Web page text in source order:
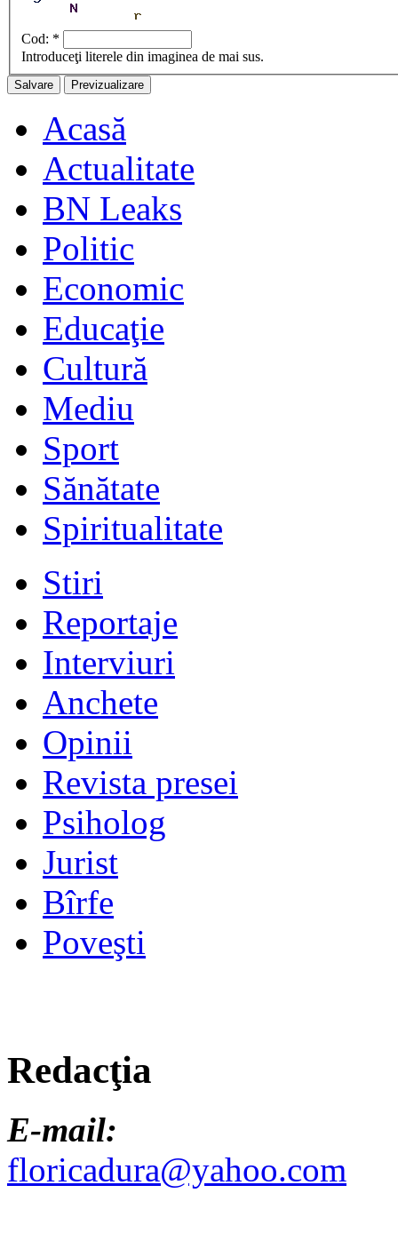
Cod: *
Introduceţi literele din imaginea de mai sus.
Acasă
Actualitate
BN Leaks
Politic
Economic
Educaţie
Cultură
Mediu
Sport
Sănătate
Spiritualitate
Stiri
Reportaje
Interviuri
Anchete
Opinii
Revista presei
Psiholog
Jurist
Bîrfe
Poveşti
Redacţia
E-mail:
floricadura@yahoo.com